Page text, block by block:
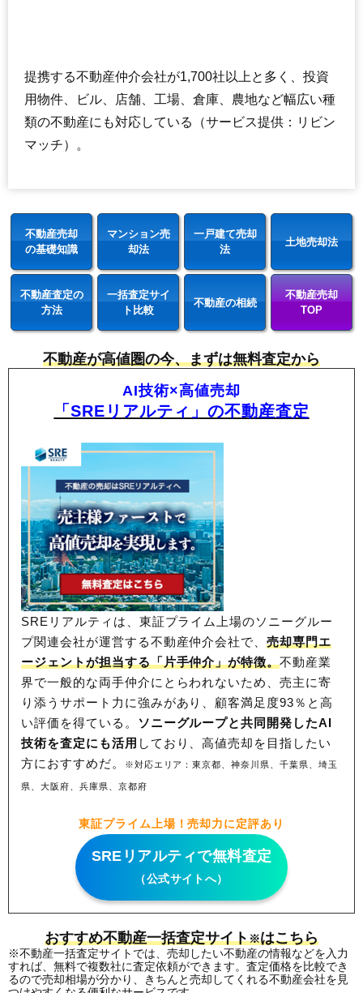
提携する不動産仲介会社が1,700社以上と多く、投資
用物件、ビル、店舗、工場、倉庫、農地など幅広い種
類の不動産にも対応している（サービス提供：リビン
マッチ）。
不動産売却
の基礎知識
マンション売
却法
一戸建て売却
法
土地売却法
不動産査定の
方法
一括査定サイ
ト比較
不動産の相続
不動産売却
TOP
不動産が高値圏の今、まずは無料査定から
AI技術×高値売却
「SREリアルティ」の不動産査定
SREリアルティは、東証プライム上場のソニーグルー
プ関連会社が運営する不動産仲介会社で、売却専門エ
ージェントが担当する「片手仲介」が特徴。不動産業
界で一般的な両手仲介にとらわれないため、売主に寄
り添うサポート力に強みがあり、顧客満足度93％と高
い評価を得ている。 ソニーグループと共同開発したAI
技術を査定にも活用 しており、高値売却を目指したい
方におすすめだ。
※対応エリア：東京都、神奈川県、千葉県、埼玉
県、大阪府、兵庫県、京都府
東証プライム上場！売却力に定評あり
SREリアルティで無料査定
（公式サイトへ）
おすすめ不動産一括査定サイト※はこちら
※不動産一括査定サイトでは、売却したい不動産の情報などを入力
すれば、無料で複数社に査定依頼ができます。査定価格を比較でき
るので売却相場が分かり、きちんと売却してくれる不動産会社を見